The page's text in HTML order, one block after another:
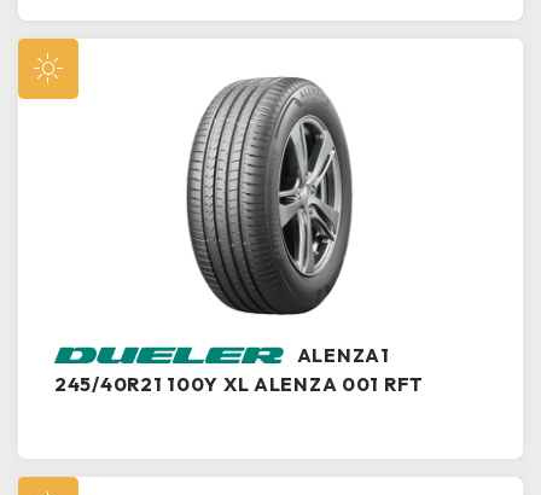
ALENZA1
245/40R21 100Y XL ALENZA 001 RFT